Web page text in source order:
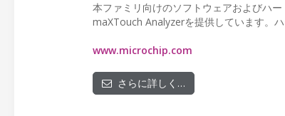
本ファミリ向けのソフトウェアおよびハ
maXTouch Analyzerを提供しています。
www.microchip.com
さらに詳しく…